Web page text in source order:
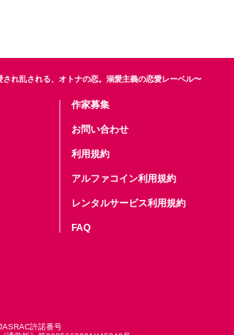
され乱される、オトナの恋。溺愛主義の恋愛レーベル〜
作家募集
お問い合わせ
利用規約
アルファコイン利用規約
レンタルサービス利用規約
FAQ
許諾番号